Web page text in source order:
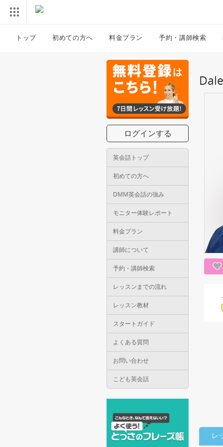
トップ 初めての方へ 料金プラン 予約・講師検索
ログインする
英会話トップ
初めての方へ
DMM英会話の強み
モニター体験レポート
料金プラン
講師について
予約・講師検索
レッスンまでの流れ
レッスン教材
スタートガイド
よくある質問
お問い合わせ
こども英会話
レ